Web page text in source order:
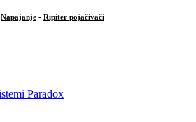
Napajanje - Ripiter pojačivači